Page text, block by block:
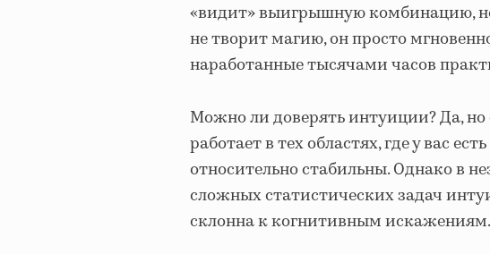
«видит» выигрышную комбинацию,
не творит магию, он просто
наработанные тысячами часов
Можно ли доверять интуиции? Да,
работает в тех областях, где у вас
относительно стабильны. Однако в
сложных статистических задач
склонна к когнитивным искажениям.